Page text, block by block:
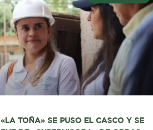
«LA TOÑA» SE PUSO EL CASCO Y SE